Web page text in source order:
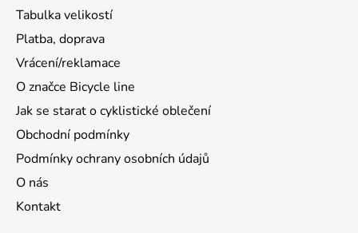
Tabulka velikostí
Platba, doprava
Vrácení/reklamace
O značce Bicycle line
Jak se starat o cyklistické oblečení
Obchodní podmínky
Podmínky ochrany osobních údajů
O nás
Kontakt